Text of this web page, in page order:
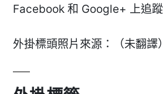
Facebook 和 Google+ 上追蹤
外掛標頭照片來源：（未翻譯）